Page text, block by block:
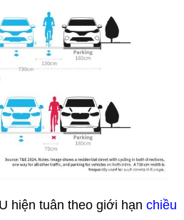
hiện tuân theo giới hạn chiều